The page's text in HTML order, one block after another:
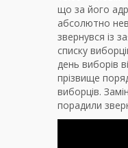
що за його
абсолютно
звернувся із
списку
день виборів
прізвище
виборців.
порадили